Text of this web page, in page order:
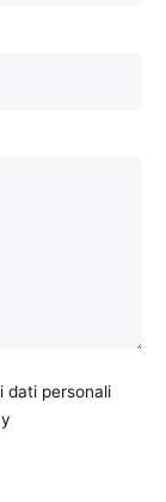
dati personali